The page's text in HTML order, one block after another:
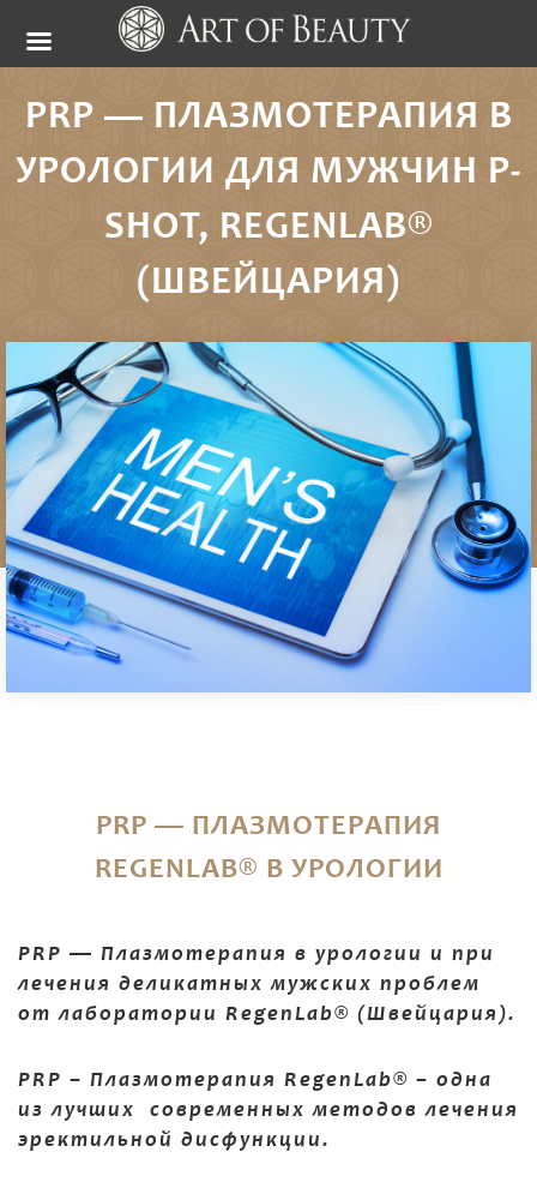
PRP — ПЛАЗМОТЕРАПИЯ В
УРОЛОГИИ ДЛЯ МУЖЧИН P-
SHOT, REGENLAB®
(ШВЕЙЦАРИЯ)
PRP — ПЛАЗМОТЕРАПИЯ
REGENLAB® В УРОЛОГИИ
PRP — Плазмотерапия в урологии и при
лечения деликатных мужских проблем
от лаборатории RegenLab® (Швейцария).
PRP – Плазмотерапия RegenLab® – одна
из лучших современных методов лечения
эректильной дисфункции.